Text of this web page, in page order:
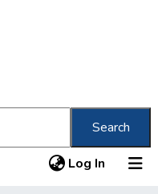
Search
Log In (current)